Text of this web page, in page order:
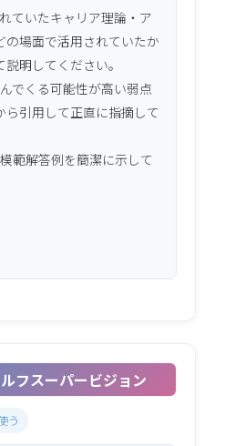
ていたキャリア理論・ア
の場面で活用されていたか
明してください。
でくる可能性が高い弱点
ら引用して正直に指摘して
範解答例を簡潔に示して
フスーパービジョン
う